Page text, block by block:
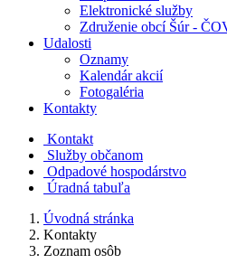
Elektronické služby
Združenie obcí Šúr -
Udalosti
Oznamy
Kalendár akcií
Fotogaléria
Kontakty
Kontakt
Služby občanom
Odpadové hospodárstvo
Úradná tabuľa
Úvodná stránka
Kontakty
Zoznam osôb